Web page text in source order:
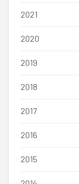
2021
2020
2019
2018
2017
2016
2015